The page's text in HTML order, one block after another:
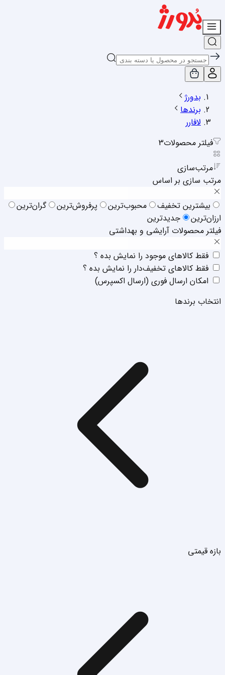
بدورژ
برندها
لافارر
فیلتر محصولات3
مرتب‌سازی
مرتب سازی بر اساس
بیشترین تخفیف
محبوب‌ترین پرفروش‌ترین
گران‌ترین
ارزان‌ترین
جدیدترین
فیلتر محصولات آرایشی و بهداشتی
فقط‌ کالا‌‌های موجود را نمایش بده ؟
فقط‌ کالا‌‌های تخفیف‌دار را نمایش بده ؟
امکان ارسال فوری (ارسال اکسپرس)
انتخاب برند‌ها
بازه قیمتی